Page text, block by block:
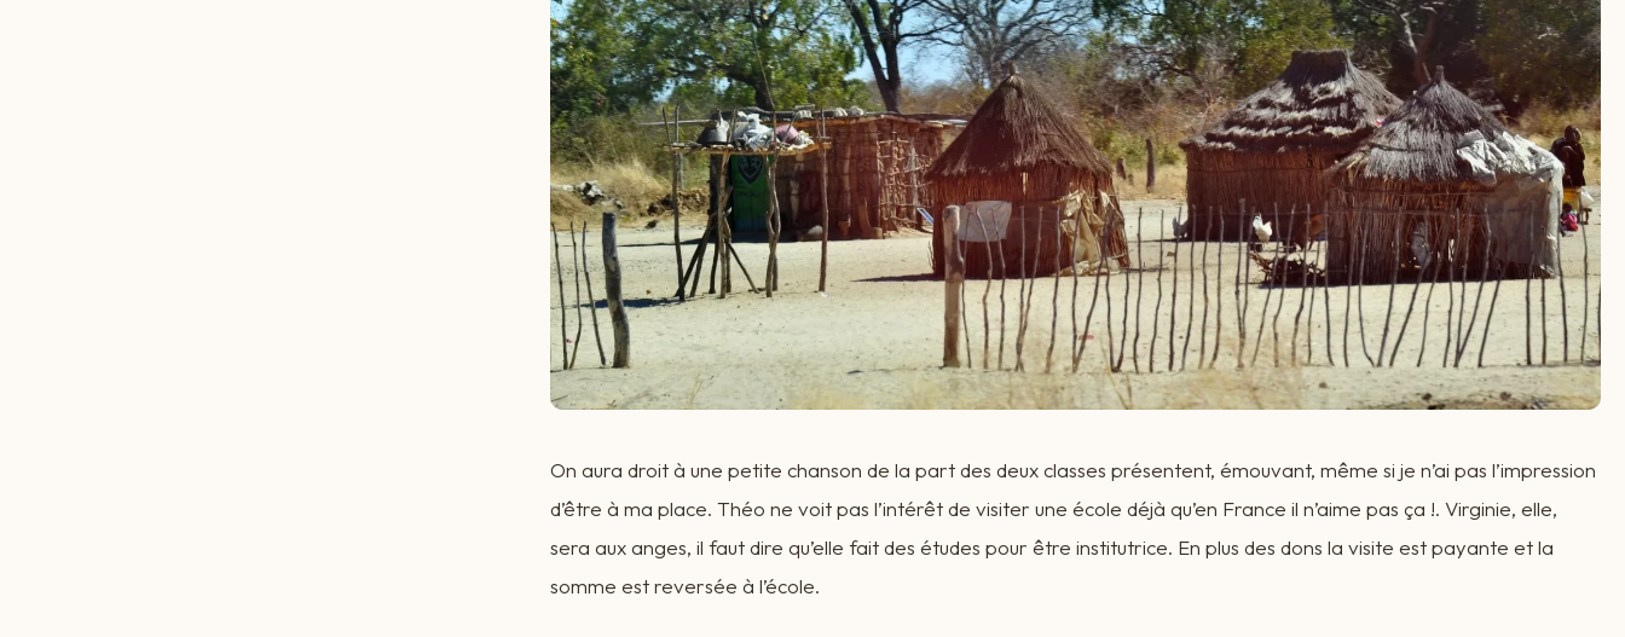
On aura droit à une petite chanson de la part des deux classes présentent, émouvant, même si je n’ai pas l’impression
d’être à ma place. Théo ne voit pas l’intérêt de visiter une école déjà qu’en France il n’aime pas ça !. Virginie, elle,
sera aux anges, il faut dire qu’elle fait des études pour être institutrice. En plus des dons la visite est payante et la
somme est reversée à l’école.